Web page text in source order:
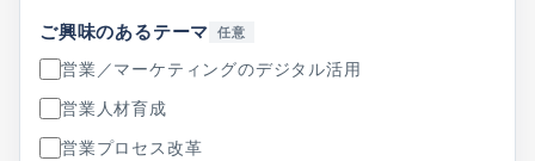
ご興味のあるテーマ 任意
営業／マーケティングのデジタル活用
営業人材育成
営業プロセス改革